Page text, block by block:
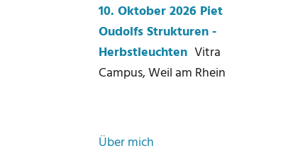
10. Oktober 2026 Piet
Oudolfs Strukturen -
Herbstleuchten Vitra
Campus, Weil am Rhein
Über mich